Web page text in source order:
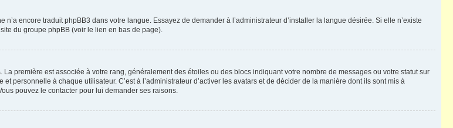
encore traduit phpBB3 dans votre langue. Essayez de demander à l’administrateur d’installer la langue désirée. Si elle n’existe
du groupe phpBB (voir le lien en bas de page).
première est associée à votre rang, généralement des étoiles ou des blocs indiquant votre nombre de messages ou votre statut sur
personnelle à chaque utilisateur. C’est à l’administrateur d’activer les avatars et de décider de la manière dont ils sont mis à
pouvez le contacter pour lui demander ses raisons.